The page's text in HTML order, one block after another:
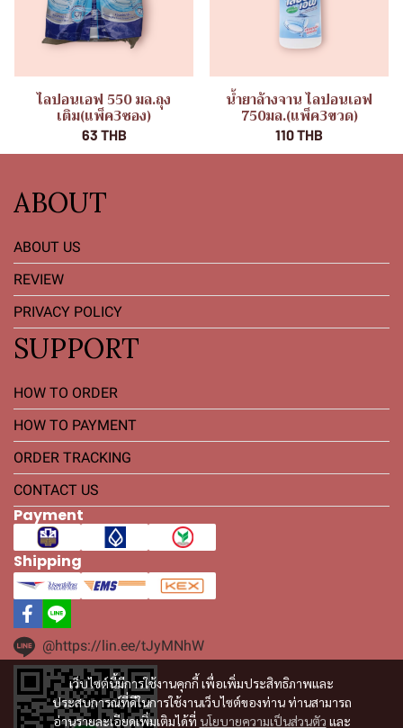
ไลปอนเอฟ 550 มล.ถุง
เติม(แพ็ค3ซอง)
63 THB
น้ำยาล้างจาน ไลปอนเอฟ
750มล.(แพ็ค3ขวด)
110 THB
เว็บไซต์นี้มีการใช้งานคุกกี้ เพื่อเพิ่มประสิทธิภาพและ
ประสบการณ์ที่ดีในการใช้งานเว็บไซต์ของท่าน ท่านสามารถ
อ่านรายละเอียดเพิ่มเติมได้ที่ นโยบายความเป็นส่วนตัว และ
ABOUT
ABOUT US
REVIEW
PRIVACY POLICY
SUPPORT
HOW TO ORDER
HOW TO PAYMENT
ORDER TRACKING
CONTACT US
Payment
Shipping
@https://lin.ee/tJyMNhW